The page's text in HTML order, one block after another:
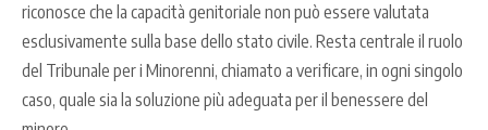
riconosce che la capacità genitoriale non può essere valutata
esclusivamente sulla base dello stato civile. Resta centrale il ruolo
del Tribunale per i Minorenni, chiamato a verificare, in ogni singolo
caso, quale sia la soluzione più adeguata per il benessere del